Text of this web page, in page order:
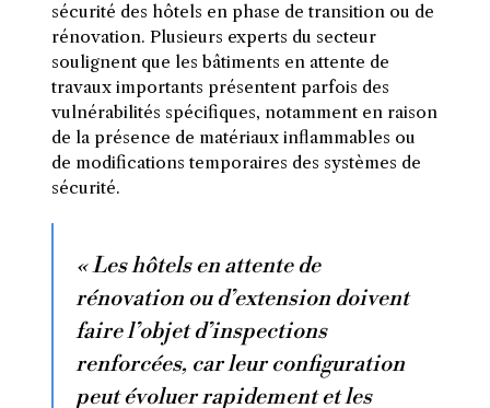
sécurité des hôtels en phase de transition ou de
rénovation. Plusieurs experts du secteur
soulignent que les bâtiments en attente de
travaux importants présentent parfois des
vulnérabilités spécifiques, notamment en raison
de la présence de matériaux inflammables ou
de modifications temporaires des systèmes de
sécurité.
« Les hôtels en attente de
rénovation ou d’extension doivent
faire l’objet d’inspections
renforcées, car leur configuration
peut évoluer rapidement et les